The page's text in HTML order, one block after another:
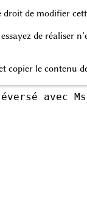
droit de modifier
de réaliser
copier le contenu